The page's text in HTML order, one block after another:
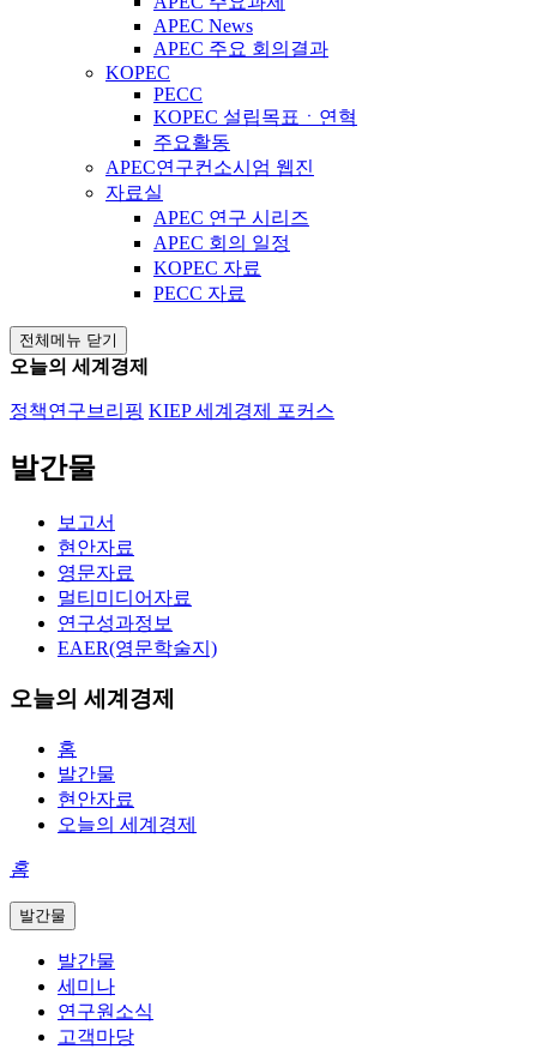
APEC News
APEC 주요 회의결과
KOPEC
PECC
KOPEC 설립목표ㆍ연혁
주요활동
APEC연구컨소시엄 웹진
자료실
APEC 연구 시리즈
APEC 회의 일정
KOPEC 자료
PECC 자료
전체메뉴 닫기
오늘의 세계경제
정책연구브리핑 KIEP 세계경제 포커스
발간물
보고서
현안자료
영문자료
멀티미디어자료
연구성과정보
EAER(영문학술지)
오늘의 세계경제
홈
발간물
현안자료
오늘의 세계경제
홈
발간물
발간물
세미나
연구원소식
고객마당